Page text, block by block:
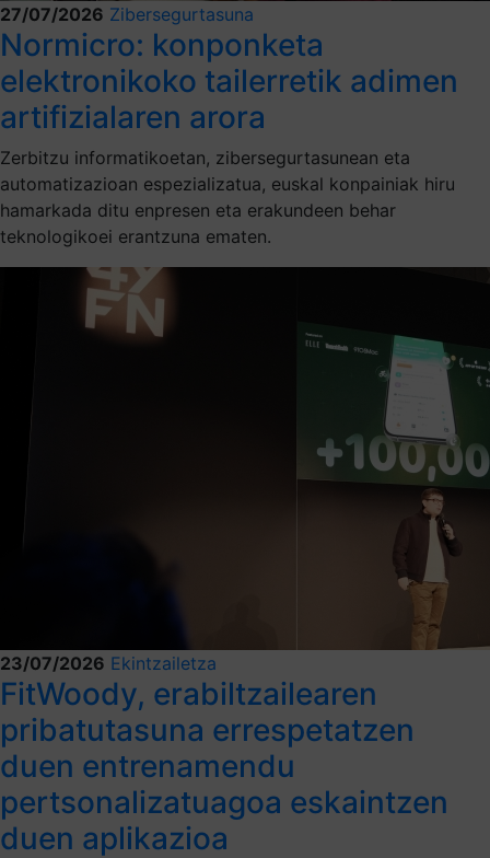
27/07/2026 Zibersegurtasuna
Normicro: konponketa
elektronikoko tailerretik adimen
artifizialaren arora
Zerbitzu informatikoetan, zibersegurtasunean eta
automatizazioan espezializatua, euskal konpainiak hiru
hamarkada ditu enpresen eta erakundeen behar
teknologikoei erantzuna ematen.
23/07/2026 Ekintzailetza
FitWoody, erabiltzailearen
pribatutasuna errespetatzen
duen entrenamendu
pertsonalizatuagoa eskaintzen
duen aplikazioa